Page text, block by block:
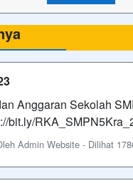
Anggaran Sekolah
bit.ly/
Admin Website - Dilihat